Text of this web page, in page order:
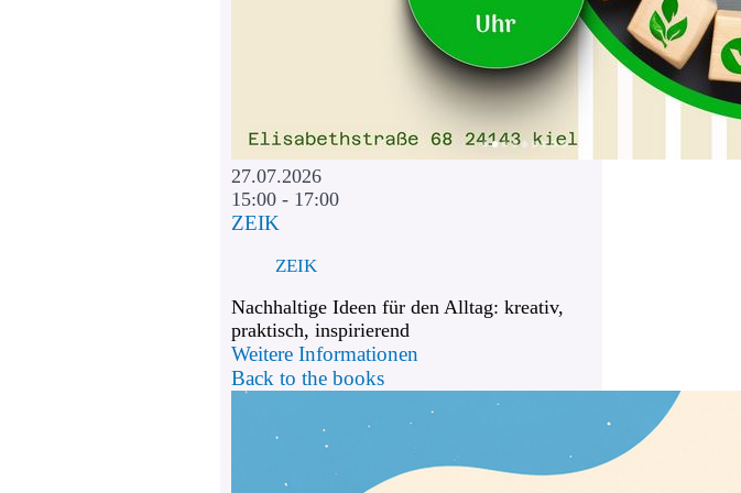
27.07.2026
15:00 - 17:00
ZEIK
ZEIK
Nachhaltige Ideen für den Alltag: kreativ,
praktisch, inspirierend
Weitere Informationen
Back to the books